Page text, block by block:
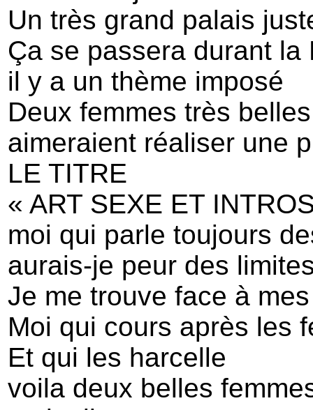
Un très grand palais
Ça se passera durant la
il y a un thème imposé
Deux femmes très
aimeraient réaliser une
LE TITRE
« ART SEXE ET
moi qui parle toujours
aurais-je peur des
Je me trouve face à
Moi qui cours après les
Et qui les harcelle
voila deux belles